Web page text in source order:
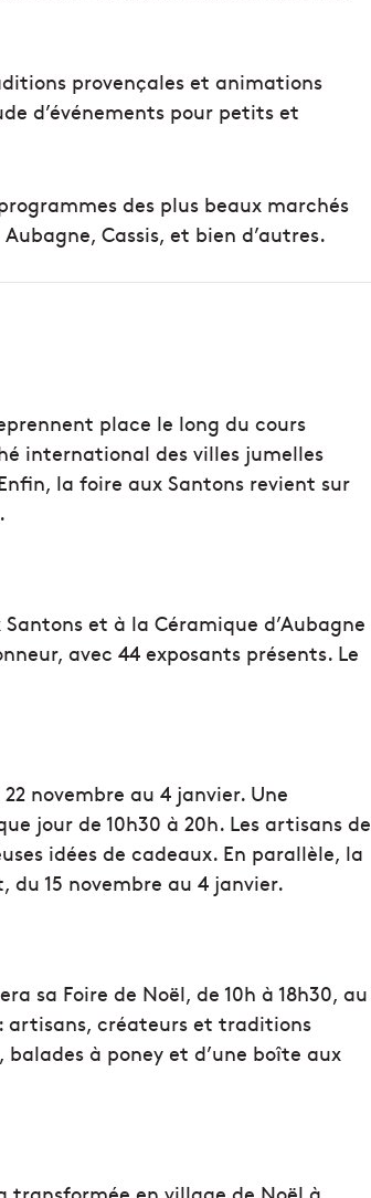
provençales et animations
d’événements pour petits et
des plus beaux marchés
Cassis, et bien d’autres.
place le long du cours
international des villes jumelles
la foire aux Santons revient sur
et à la Céramique d’Aubagne
avec 44 exposants présents. Le
novembre au 4 janvier. Une
jour de 10h30 à 20h. Les artisans de
idées de cadeaux. En parallèle, la
du 15 novembre au 4 janvier.
sa Foire de Noël, de 10h à 18h30, au
artisans, créateurs et traditions
à poney et d’une boîte aux